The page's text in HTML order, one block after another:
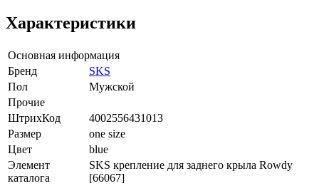
Характеристики
Основная информация
Бренд
SKS
Пол
Мужской
Прочие
ШтрихКод
4002556431013
Размер
one size
Цвет
blue
Элемент
каталога
SKS крепление для заднего крыла Rowdy
[66067]